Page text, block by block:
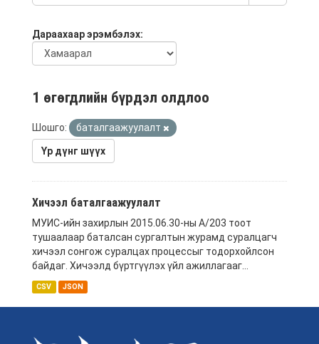
Дараахаар эрэмбэлэх
1 өгөгдлийн бүрдэл олдлоо
Шошго: баталгаажуулалт
Үр дүнг шүүх
Хичээл баталгаажуулалт
МУИС-ийн захирлын 2015.06.30-ны А/203 тоот
тушаалаар баталсан сургалтын журамд суралцагч
хичээл сонгож суралцах процессыг тодорхойлсон
байдаг. Хичээлд бүртгүүлэх үйл ажиллагааг...
CSV JSON